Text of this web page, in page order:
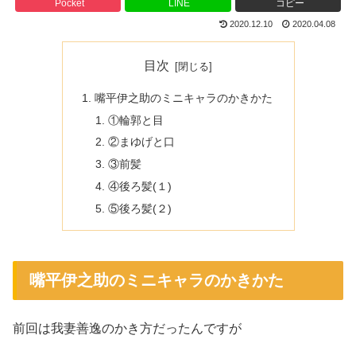
Pocket LINE コピー
2020.12.10 2020.04.08
目次
嘴平伊之助のミニキャラのかきかた
①輪郭と目
②まゆげと口
③前髪
④後ろ髪(１)
⑤後ろ髪(２)
嘴平伊之助のミニキャラのかきかた
前回は我妻善逸のかき方だったんですが